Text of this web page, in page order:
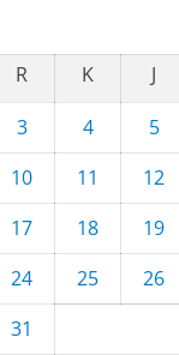
R K J
3 4 5
10 11 12
17 18 19
24 25 26
31